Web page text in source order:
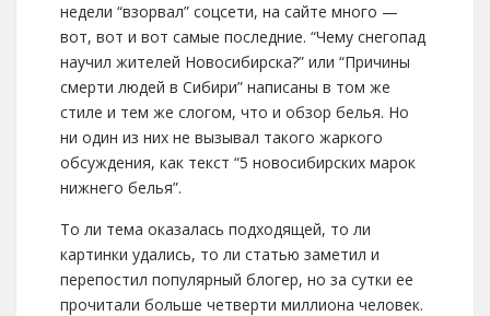
недели “взорвал” соцсети, на сайте много —
вот, вот и вот самые последние. “Чему снегопад
научил жителей Новосибирска?” или “Причины
смерти людей в Сибири” написаны в том же
стиле и тем же слогом, что и обзор белья. Но
ни один из них не вызывал такого жаркого
обсуждения, как текст “5 новосибирских марок
нижнего белья”.
То ли тема оказалась подходящей, то ли
картинки удались, то ли статью заметил и
перепостил популярный блогер, но за сутки ее
прочитали больше четверти миллиона человек.